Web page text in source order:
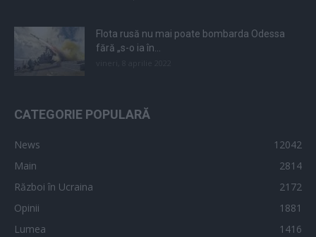
Flota rusă nu mai poate bombarda Odessa
fără „s-o ia în...
CATEGORIE POPULARĂ
News
12042
Main
2814
Război în Ucraina
2172
Opinii
1881
Lumea
1416